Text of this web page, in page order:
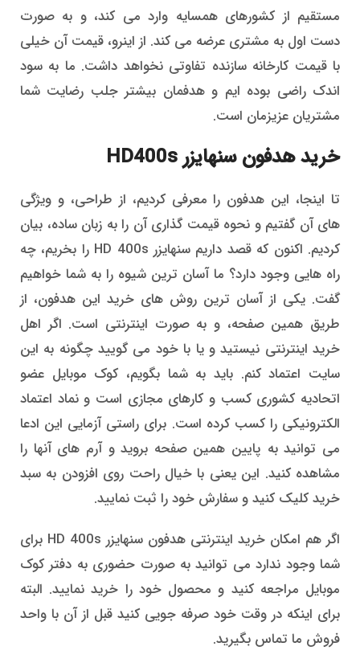
مستقیم از کشورهای همسایه وارد می کند، و به صورت
دست اول به مشتری عرضه می کند. از اینرو، قیمت آن خیلی
با قیمت کارخانه سازنده تفاوتی نخواهد داشت. ما به سود
اندک راضی بوده ایم و هدفمان بیشتر جلب رضایت شما
مشتریان عزیزمان است.
خرید هدفون سنهایزر HD400s
تا اینجا، این هدفون را معرفی کردیم، از طراحی، و ویژگی
های آن گفتیم و نحوه قیمت گذاری آن را به زبان ساده، بیان
کردیم. اکنون که قصد داریم سنهایزر HD 400s را بخریم، چه
راه هایی وجود دارد؟ ما آسان ترین شیوه را به شما خواهیم
گفت. یکی از آسان ترین روش های خرید این هدفون، از
طریق همین صفحه، و به صورت اینترنتی است. اگر اهل
خرید اینترنتی نیستید و یا با خود می گویید چگونه به این
سایت اعتماد کنم. باید به شما بگویم، کوک موبایل عضو
اتحادیه کشوری کسب و کارهای مجازی است و نماد اعتماد
الکترونیکی را کسب کرده است. برای راستی آزمایی این ادعا
می توانید به پایین همین صفحه بروید و آرم های آنها را
مشاهده کنید. این یعنی با خیال راحت روی افزودن به سبد
خرید کلیک کنید و سفارش خود را ثبت نمایید.
اگر هم امکان خرید اینترنتی هدفون سنهایزر HD 400s برای
شما وجود ندارد می توانید به صورت حضوری به دفتر کوک
موبایل مراجعه کنید و محصول خود را خرید نمایید. البته
برای اینکه در وقت خود صرفه جویی کنید قبل از آن با واحد
فروش ما تماس بگیرید.